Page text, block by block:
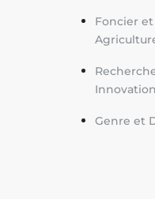
Foncier et
Innovation
Genre et